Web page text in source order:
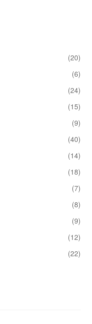
(20)
(6)
(24)
(15)
(9)
(40)
(14)
(18)
(7)
(8)
(9)
(12)
(22)